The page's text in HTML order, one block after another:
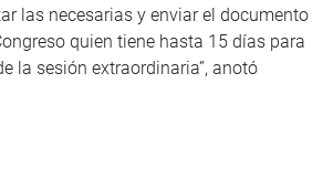
las necesarias y enviar el documento
quien tiene hasta 15 días para
la sesión extraordinaria”, anotó